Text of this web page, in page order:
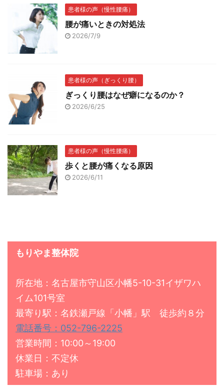
患者様の声（慢性腰痛）
腰が痛いときの対処法
2026/7/9
患者様の声（ぎっくり腰）
ぎっくり腰はなぜ癖になるのか？
2026/6/25
患者様の声（慢性腰痛）
歩くと腰が痛くなる原因
2026/6/11
もりやま整体院
所在地：名古屋市守山区小幡5-10-31イザワハ
イム101号室
最寄り駅：名鉄瀬戸線「小幡」駅 徒歩約８分
電話番号：052-796-2225
営業時間：10:00～19:00
休業日：不定休
駐車場：あり